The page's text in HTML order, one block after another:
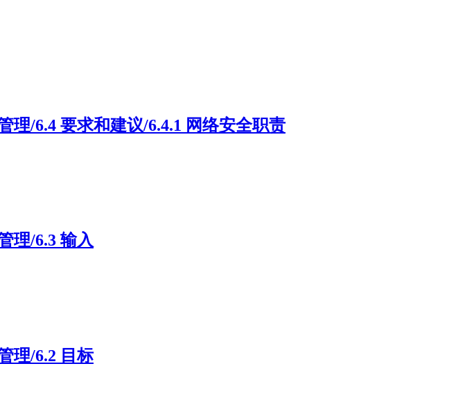
理/6.4 要求和建议/6.4.1 网络安全职责
理/6.3 输入
理/6.2 目标